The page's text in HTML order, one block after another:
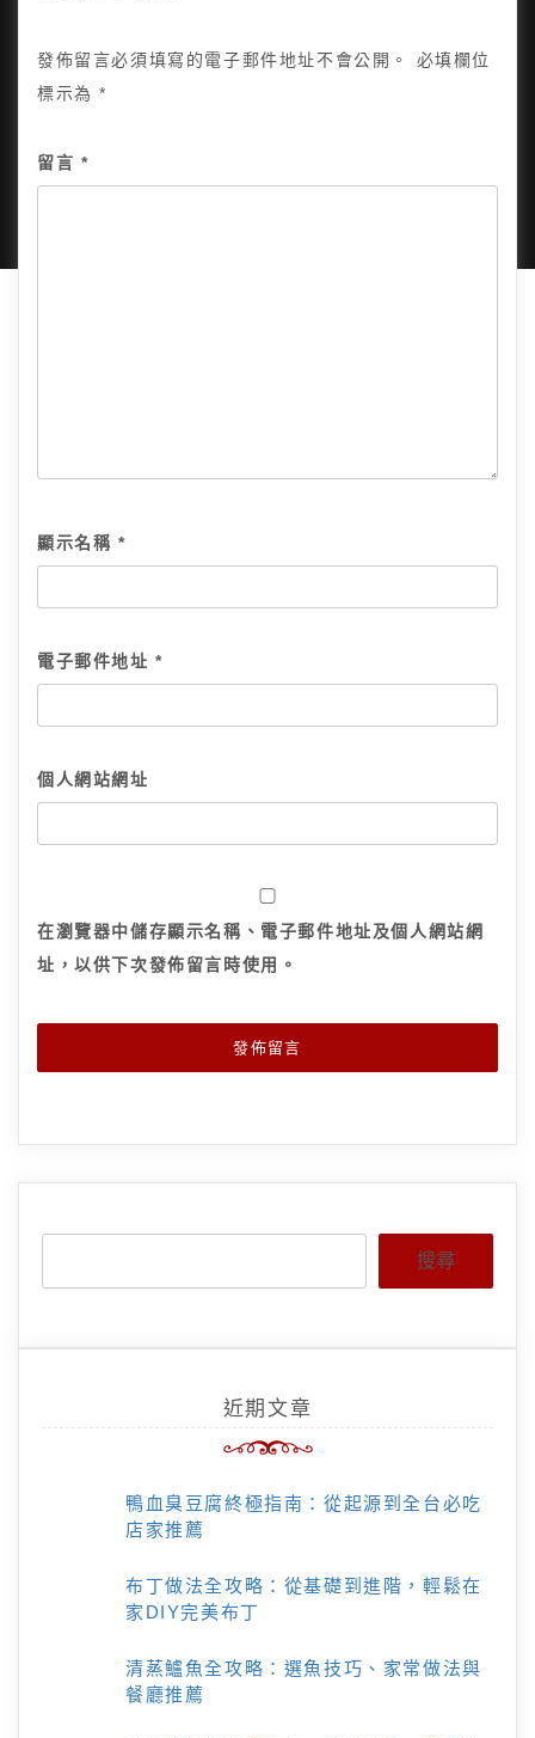
發佈留言必須填寫的電子郵件地址不會公開。
必填欄位
標示為*
留言 *
顯示名稱 *
電子郵件地址*
個人網站網址
在瀏覽器中儲存顯示名稱、電子郵件地址及個人網站網
址，以供下次發佈留言時使用。
搜尋
近期文章
鴨血臭豆腐終極指南：從起源到全台必吃
店家推薦
布丁做法全攻略：從基礎到進階，輕鬆在
家DIY完美布丁
清蒸鱸魚全攻略：選魚技巧、家常做法與
餐廳推薦